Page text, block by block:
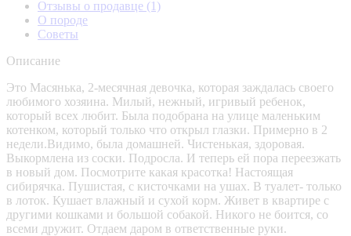
Отзывы о продавце (1)
О породе
Советы
Описание
Это Масянька, 2-месячная девочка, которая заждалась своего
любимого хозяина. Милый, нежный, игривый ребенок,
который всех любит. Была подобрана на улице маленьким
котенком, который только что открыл глазки. Примерно в 2
недели.Видимо, была домашней. Чистенькая, здоровая.
Выкормлена из соски. Подросла. И теперь ей пора переезжать
в новый дом. Посмотрите какая красотка! Настоящая
сибирячка. Пушистая, с кисточками на ушах. В туалет- только
в лоток. Кушает влажный и сухой корм. Живет в квартире с
другими кошками и большой собакой. Никого не боится, со
всеми дружит. Отдаем даром в ответственные руки.